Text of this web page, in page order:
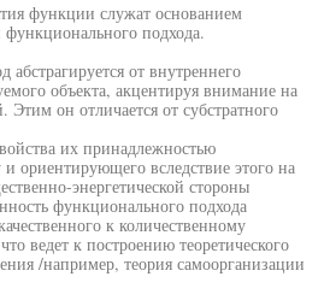
функции служат основанием
подхода.
от внутреннего
объекта, акцентируя внимание на
он отличается от субстратного
их принадлежностью
и ориентирующего вследствие этого на
энергетической стороны
функционального подхода
к количественному
ведет к построению теоретического
/например, теория самоорганизации